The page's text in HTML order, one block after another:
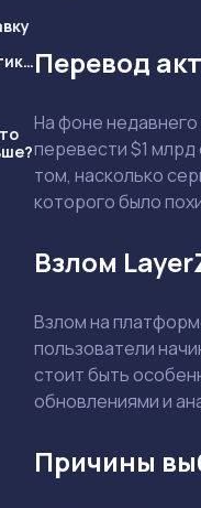
Перевод
На фоне
перевести $1 млрд
том, насколько
которого было
Взлом
Взлом на
пользователи
стоит быть
обновлениями и
Причины